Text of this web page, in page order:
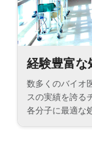
経験豊富な
数多くのバイオ
スの実績を誇る
各分子に最適な